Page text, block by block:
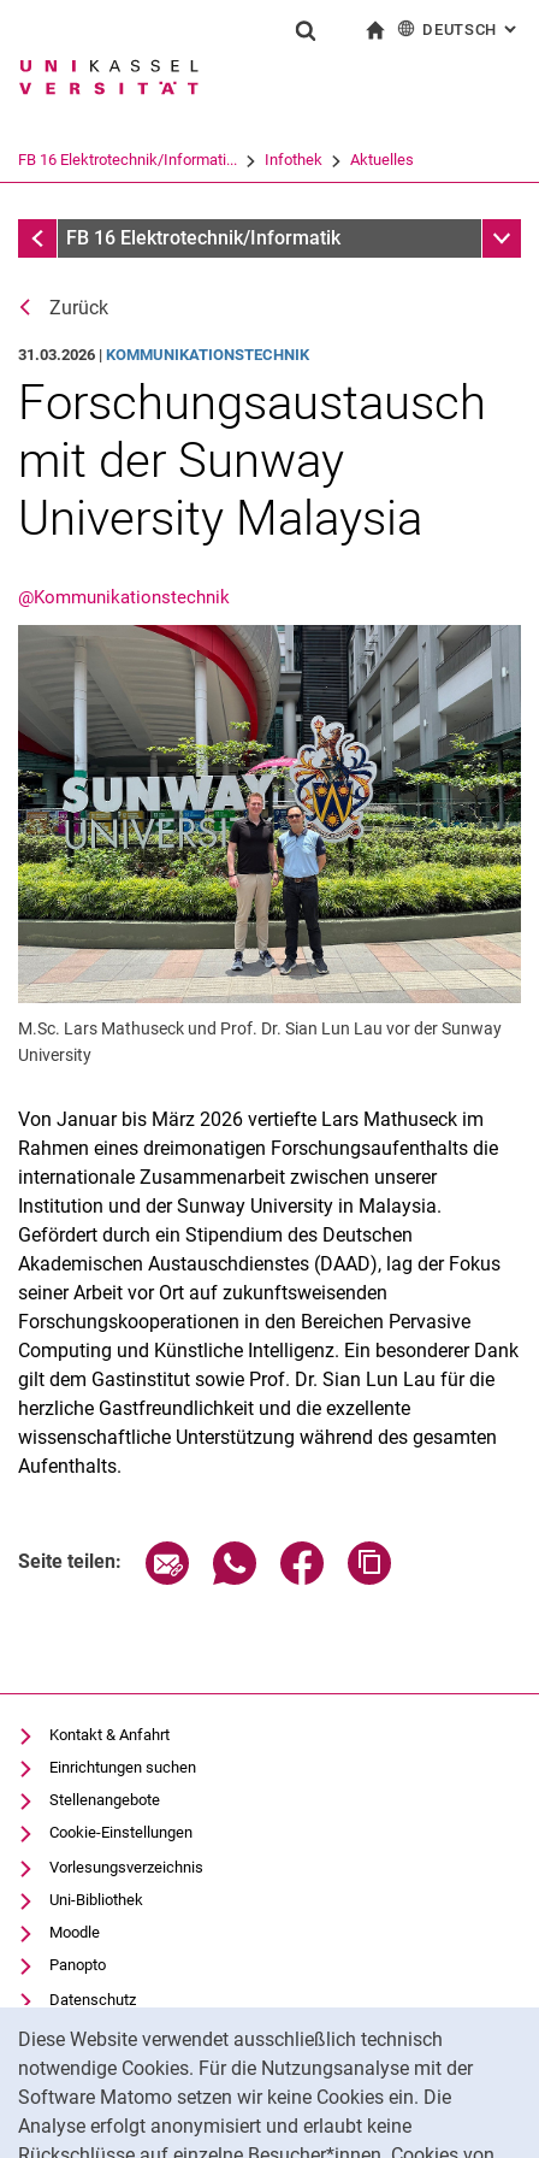
Springe direkt zu: Inhalt
Springe direkt zu: Suche
Springe direkt zu:
Diese Website verwendet ausschließlich technisch
notwendige Cookies. Für die Nutzungsanalyse mit der
Software Matomo setzen wir keine Cookies ein. Die
Analyse erfolgt anonymisiert und erlaubt keine
Suchbegriff
Suchen (öffnet externen Link in einem
DEUTSCH :
FB 16 Elektrotechnik/Informati... Infothek Aktuelles
AktuellesFB 16 Elektrotechnik/Informatik
Termine
Aktuelles
Veranstaltungen
Stellenausschreibungen
Zurück
31.03.2026 | KOMMUNIKATIONSTECHNIK
Forschungsaustausch
mit der Sunway
University Malaysia
@Kommunikationstechnik
M.Sc. Lars Mathuseck und Prof. Dr. Sian Lun Lau vor der Sunway
University
Von Januar bis März 2026 vertiefte Lars Mathuseck im
Rahmen eines dreimonatigen Forschungsaufenthalts die
internationale Zusammenarbeit zwischen unserer
Institution und der Sunway University in Malaysia.
Gefördert durch ein Stipendium des Deutschen
Akademischen Austauschdienstes (DAAD), lag der Fokus
seiner Arbeit vor Ort auf zukunftsweisenden
Forschungskooperationen in den Bereichen Pervasive
Computing und Künstliche Intelligenz. Ein besonderer Dank
gilt dem Gastinstitut sowie Prof. Dr. Sian Lun Lau für die
herzliche Gastfreundlichkeit und die exzellente
wissenschaftliche Unterstützung während des gesamten
Aufenthalts.
Seite teilen: Seite über E-Mail teilen
Seite über WhatsApp teilen
Seite über Facebook
Kontakt & Anfahrt
Einrichtungen suchen
Stellenangebote
Cookie-Einstellungen
Vorlesungsverzeichnis
Uni-Bibliothek
Moodle
Panopto
Datenschutz
Barrierefreiheit
Transparenter KI-Einsatz
Impressum
Externer Link: Universität Kassel auf
Facebook (öffnet neues Fenster)